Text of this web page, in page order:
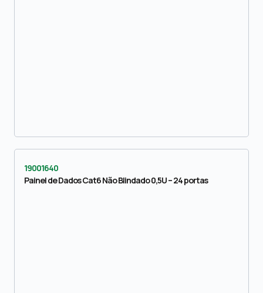
19001640
Painel de Dados Cat6 Não Blindado 0,5U – 24 portas